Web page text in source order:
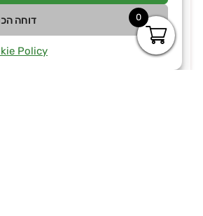
דוחה הכול
Cookie Policy
0